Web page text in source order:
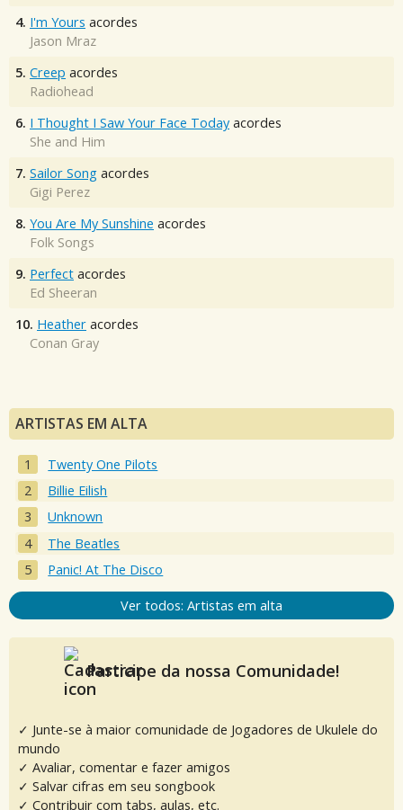
4. I'm Yours acordes
Jason Mraz
5. Creep acordes
Radiohead
6. I Thought I Saw Your Face Today acordes
She and Him
7. Sailor Song acordes
Gigi Perez
8. You Are My Sunshine acordes
Folk Songs
9. Perfect acordes
Ed Sheeran
10. Heather acordes
Conan Gray
ARTISTAS EM ALTA
Twenty One Pilots
Billie Eilish
Unknown
The Beatles
Panic! At The Disco
Ver todos: Artistas em alta
Participe da nossa Comunidade!
✓ Junte-se à maior comunidade de Jogadores de Ukulele do
mundo
✓ Avaliar, comentar e fazer amigos
✓ Salvar cifras em seu songbook
✓ Contribuir com tabs, aulas, etc.